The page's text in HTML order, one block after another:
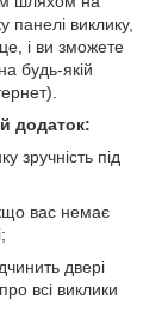
панелі виклику,
і ви зможете
будь-якій
додаток:
зручність під
вас немає
двері
всі виклики